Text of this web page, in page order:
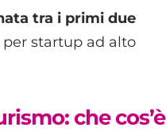
tra i primi due
per startup ad alto
che cos’è